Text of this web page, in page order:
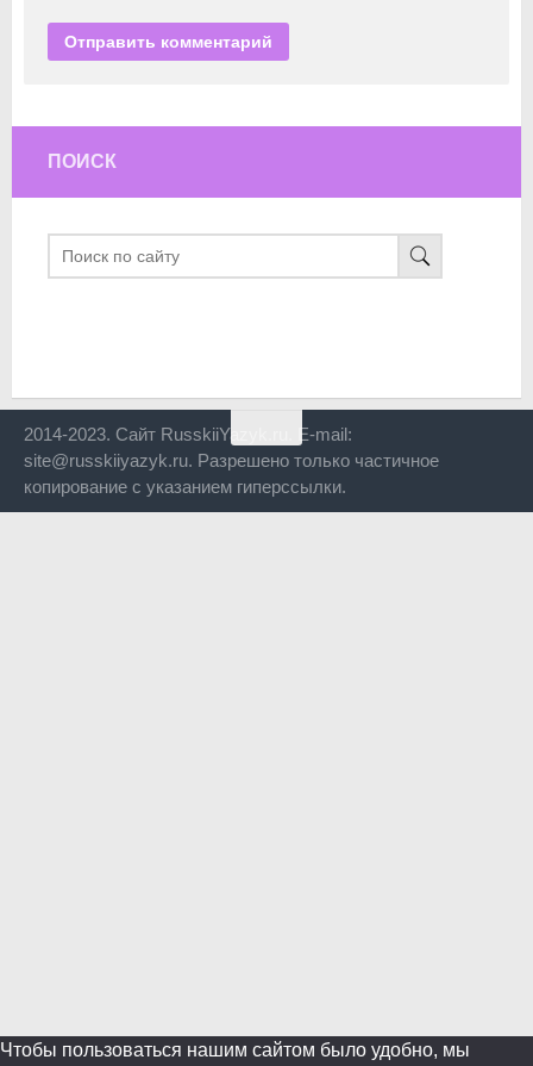
ПОИСК
2014-2023. Сайт RusskiiYazyk.ru. E-mail:
site@russkiiyazyk.ru. Разрешено только частичное
копирование с указанием гиперссылки.
Чтобы пользоваться нашим сайтом было удобно, мы